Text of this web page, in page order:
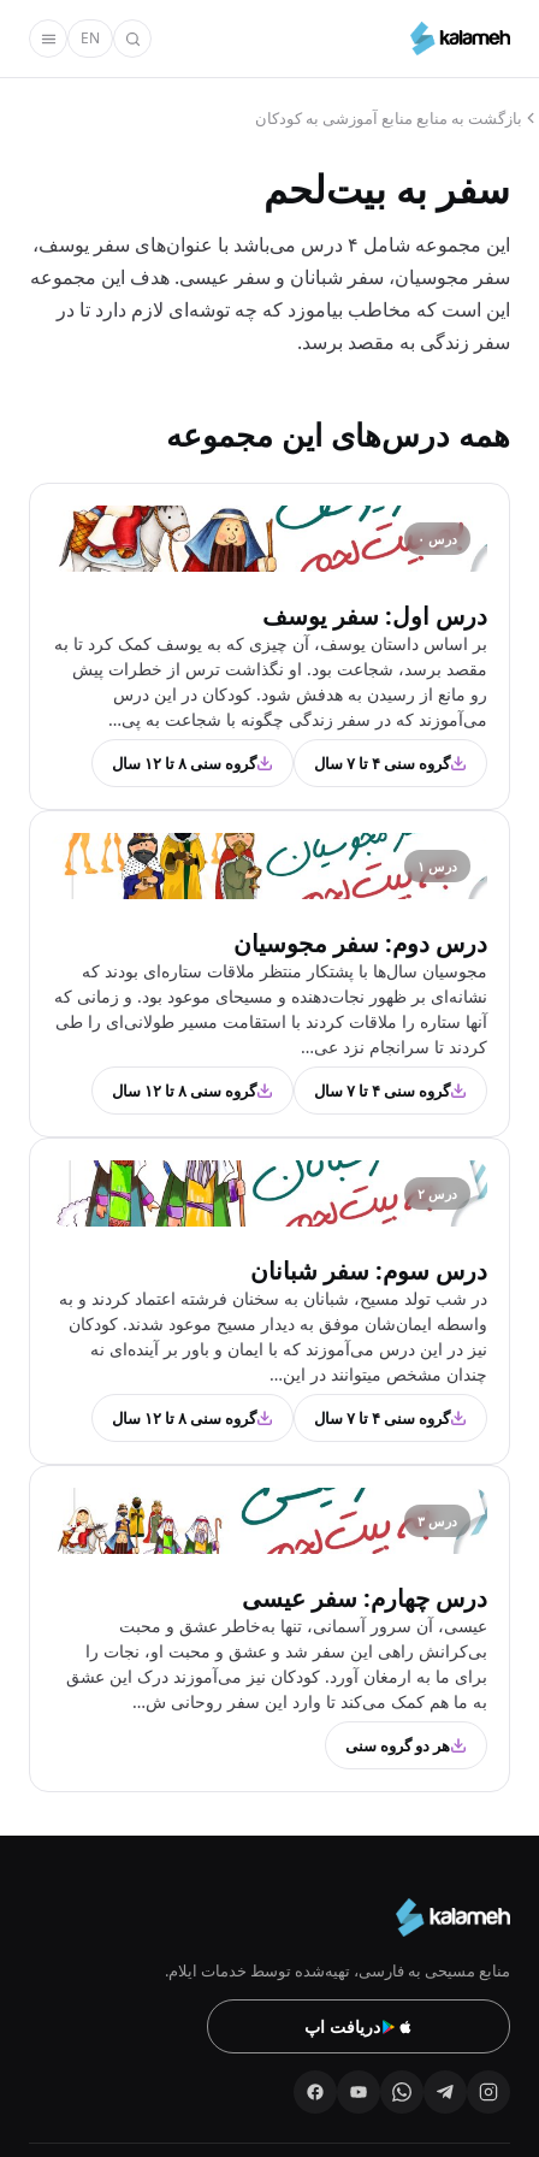
محتوای
EN
بازگشت به منابع منابع آموزشی به کودکان
سفر به بیت‌لحم
این مجموعه شامل ۴ درس می‌باشد با عنوان‌های سفر یوسف،
سفر مجوسیان، سفر شبانان و سفر عیسی. هدف این مجموعه
این است که مخاطب بیاموزد که چه توشه‌ای لازم دارد تا در
سفر زندگی به مقصد برسد.
همه درس‌های این مجموعه
درس ۰
درس اول: سفر یوسف
بر اساس داستان یوسف، آن چیزی که به یوسف کمک کرد تا به
مقصد برسد، شجاعت بود. او نگذاشت ترس از خطرات پیش
رو مانع از رسیدن به هدفش شود. کودکان در این درس
می‌آموزند که در سفر زندگی چگونه با شجاعت به پی…
گروه سنی ۴ تا ۷ سال گروه سنی ۸ تا ۱۲ سال
درس ۱
درس دوم: سفر مجوسیان
مجوسیان سال‌ها با پشتکار منتظر ملاقات ستاره‌ای بودند که
نشانه‌ای بر ظهور نجات‌دهنده و مسیحای موعود بود. و زمانی که
آنها ستاره را ملاقات کردند با استقامت مسیر طولانی‌ای را طی
کردند تا سرانجام نزد عی…
گروه سنی ۴ تا ۷ سال گروه سنی ۸ تا ۱۲ سال
درس ۲
درس سوم: سفر شبانان
در شب تولد مسیح، شبانان به سخنان فرشته اعتماد کردند و به
واسطه ایمان‌شان موفق به دیدار مسیح موعود شدند. کودکان
نیز در این درس می‌آموزند که با ایمان و باور بر آینده‌ای نه
چندان مشخص می‎توانند در این…
گروه سنی ۴ تا ۷ سال گروه سنی ۸ تا ۱۲ سال
درس ۳
درس چهارم: سفر عیسی
عیسی، آن سرور آسمانی، تنها به‌خاطر عشق و محبت
بی‌کرانش راهی این سفر شد و عشق و محبت او، نجات را
برای ما به ارمغان آورد. کودکان نیز می‌آموزند درک این عشق
به ما هم کمک می‌کند تا وارد این سفر روحانی ش…
هر دو گروه‌ سنی
منابع مسیحی به فارسی، تهیه‌شده توسط خدمات ایلام.
دریافت اپ